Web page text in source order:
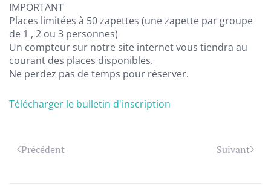
IMPORTANT
Places limitées à 50 zapettes (une zapette par groupe
de 1 , 2 ou 3 personnes)
Un compteur sur notre site internet vous tiendra au
courant des places disponibles.
Ne perdez pas de temps pour réserver.
Télécharger le bulletin d'inscription
Précédent Suivant